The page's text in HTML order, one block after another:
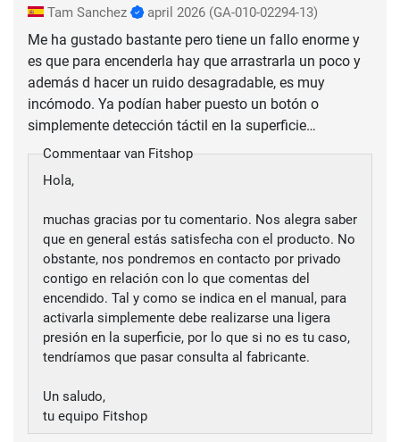
Tam Sanchez april 2026 (GA-010-02294-13)
Me ha gustado bastante pero tiene un fallo enorme y
es que para encenderla hay que arrastrarla un poco y
además d hacer un ruido desagradable, es muy
incómodo. Ya podían haber puesto un botón o
simplemente detección táctil en la superficie…
Commentaar van Fitshop
Hola,
muchas gracias por tu comentario. Nos alegra saber
que en general estás satisfecha con el producto. No
obstante, nos pondremos en contacto por privado
contigo en relación con lo que comentas del
encendido. Tal y como se indica en el manual, para
activarla simplemente debe realizarse una ligera
presión en la superficie, por lo que si no es tu caso,
tendríamos que pasar consulta al fabricante.
Un saludo,
tu equipo Fitshop